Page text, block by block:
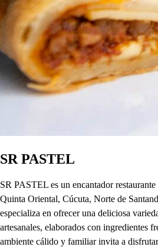
SR PASTEL
SR PASTEL es un encantador
Quinta Oriental, Cúcuta, Norte de
especializa en ofrecer una deliciosa
artesanales, elaborados con ingredientes
ambiente cálido y familiar invita a